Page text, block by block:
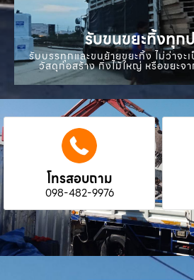
รับขนขยะทิ้งทุก
รับบรรทุกและขนย้ายขยะทิ้ง ไม่ว่าจะ
วัสดุก่อสร้าง กิ่งไม้ใหญ่ หรือขยะจ
โทรสอบถาม
098-482-9976